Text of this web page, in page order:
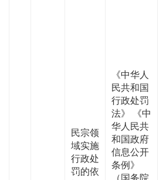
民宗领
域实施
行政处
罚的依
《中华人
民共和国
行政处罚
法》 《中
华人民共
和国政府
信息公开
条例》